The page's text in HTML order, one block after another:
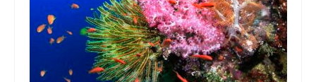
关于我们